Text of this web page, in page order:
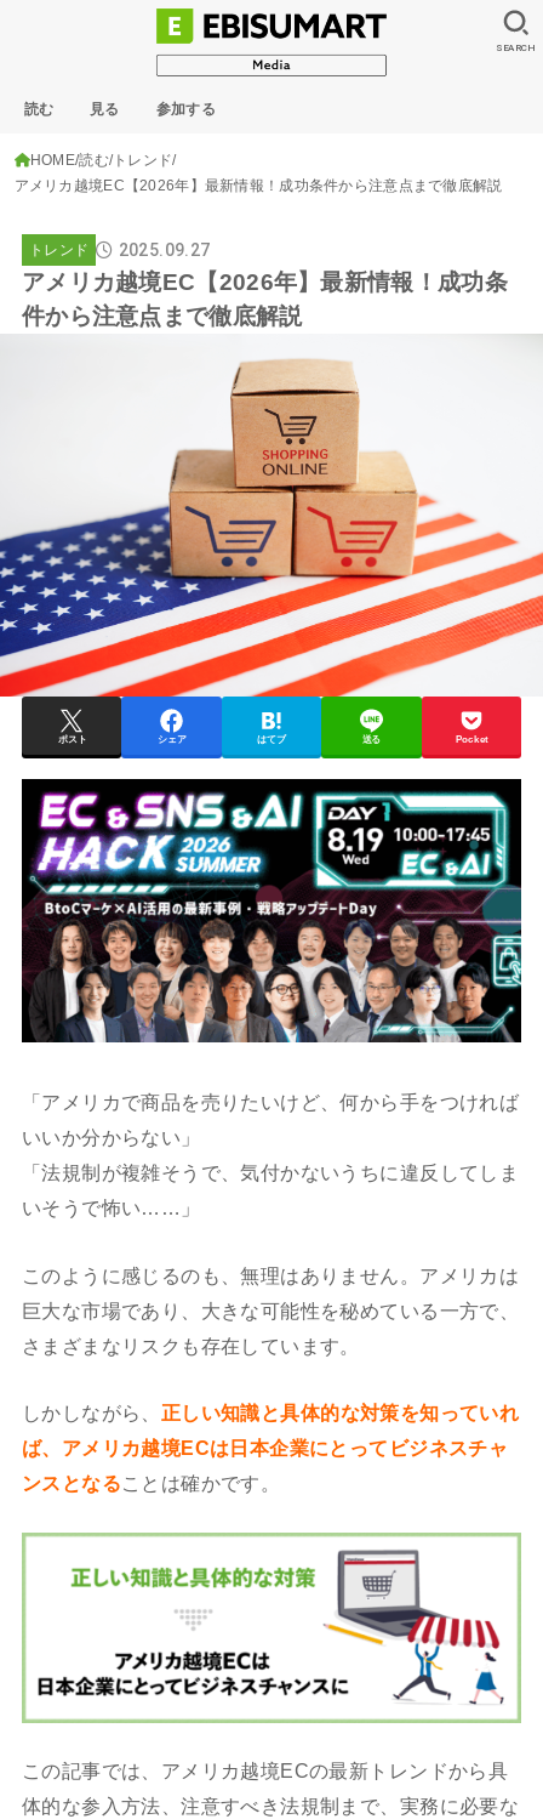
読む 見る 参加する
SEARCH
HOME 読む トレンド
アメリカ越境EC【2026年】最新情報！成功条件から注意点まで徹底解説
トレンド 2025.09.27
アメリカ越境EC【2026年】最新情報！成功条
件から注意点まで徹底解説
ポスト シェア はてブ 送る Pocket
「アメリカで商品を売りたいけど、何から手をつければ
いいか分からない」
「法規制が複雑そうで、気付かないうちに違反してしま
いそうで怖い……」
このように感じるのも、無理はありません。アメリカは
巨大な市場であり、大きな可能性を秘めている一方で、
さまざまなリスクも存在しています。
しかしながら、 正しい知識と具体的な対策を知っていれ
ば、アメリカ越境ECは日本企業にとってビジネスチャ
ンスとなることは確かです。
この記事では、アメリカ越境ECの最新トレンドから具
体的な参入方法、注意すべき法規制まで、実務に必要な